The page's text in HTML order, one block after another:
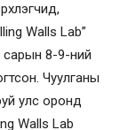
Walls Lab”
сарын 8-9-ний
Чуулганы
улс оронд
Walls Lab